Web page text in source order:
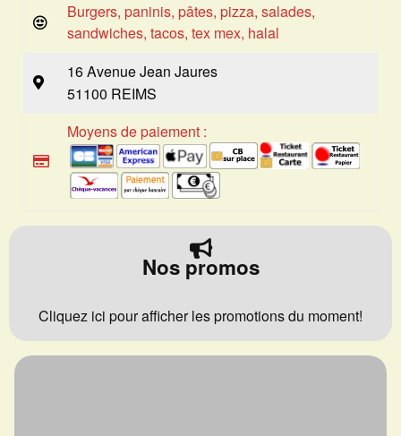
Burgers, paninis, pâtes, pizza, salades,
sandwiches, tacos, tex mex, halal
16 Avenue Jean Jaures
51100 REIMS
Moyens de paiement :
Nos promos
Cliquez ici pour afficher les promotions du moment!